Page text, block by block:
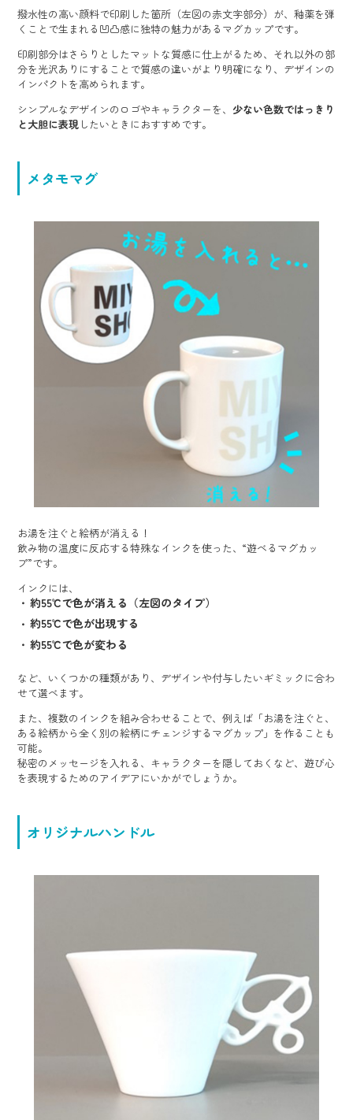
撥水性の高い顔料で印刷した箇所（左図の赤文字部分）が、釉薬を弾
くことで生まれる凹凸感に独特の魅力があるマグカップです。
印刷部分はさらりとしたマットな質感に仕上がるため、それ以外の部
分を光沢ありにすることで質感の違いがより明確になり、デザインの
インパクトを高められます。
シンプルなデザインのロゴやキャラクターを、 少ない色数ではっきり
と大胆に表現 したいときにおすすめです。
メタモマグ
お湯を注ぐと絵柄が消える！
飲み物の温度に反応する特殊なインクを使った、“遊べるマグカッ
プ”です。
インクには、
約55℃で色が消える（左図のタイプ）
約55℃で色が出現する
約55℃で色が変わる
など、いくつかの種類があり、デザインや付与したいギミックに合わ
せて選べます。
また、複数のインクを組み合わせることで、例えば「お湯を注ぐと、
ある絵柄から全く別の絵柄にチェンジするマグカップ」を作ることも
可能。
秘密のメッセージを入れる、キャラクターを隠しておくなど、遊び心
を表現するためのアイデアにいかがでしょうか。
オリジナルハンドル